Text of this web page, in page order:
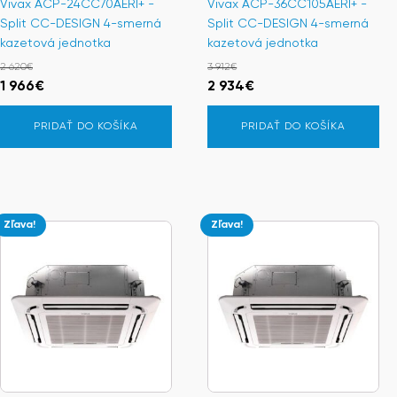
Vivax ACP-24CC70AERI+ -
Split CC-DESIGN 4-smerná
kazetová jednotka
2 620€
Pôvodná
cena
bola:
2
1 966€Aktuálna
cena
je:
1
PRIDAŤ DO KOŠÍKA
Vivax ACP-36CC105AERI+ -
Split CC-DESIGN 4-smerná
kazetová jednotka
3 912€
Pôvodná
cena
bola:
3
2 934€Aktuálna
cena
je:
2
PRIDAŤ DO KOŠÍKA
Zľava! Zľava!